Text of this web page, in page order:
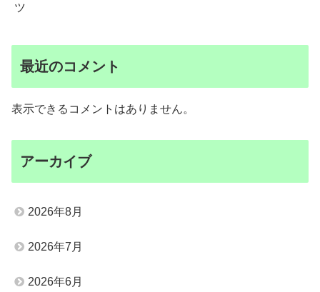
ツ
最近のコメント
表示できるコメントはありません。
アーカイブ
2026年8月
2026年7月
2026年6月